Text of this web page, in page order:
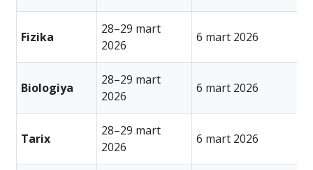
Fizika
28–29 mart
2026
6 mart 2026
Biologiya
28–29 mart
2026
6 mart 2026
Tarix
28–29 mart
2026
6 mart 2026